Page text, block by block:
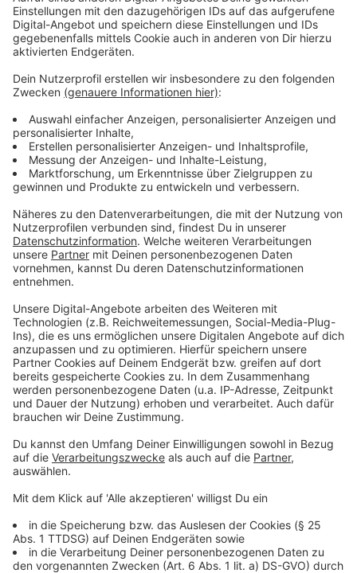
Weitere zu beachtende Regelungen haben wir euch
unten aufgelistet:
Anzeige
Geht eine bestehende Heizung kaputt, muss die
neue zu mindestens 65 Prozent aus mit
erneuerbaren Energien betrieben werden. Die
Übergangsfrist beträgt fünf Jahre, bei
Etagenheizungen 13. Ist ein Anschluss an ein
Wärmenetz möglich, gilt eine zehnjährige Frist.
Im Jahr 2024 dürfen Gasheizungen nur noch nach
einer professionellen Beratung eingebaut werden
- neben Energieberatern sind Schornsteinfeger,
Heizungsinstallateure oder Elektrotechniker
geeignete Experten
Die Bundesregierung stellt für
Heizungsaustausche Fördermittel zur Verfügung.
Die Höchstsumme lautet 21.000 Euro, oder
anders: Fördermittel sind auf maximal 70 Prozent
gedeckelt.
Eine Grundförderung von 30 Prozent für den
Tausch soll es ebenfalls geben. Interessant: Wer
dazu verpflichtet ist, erhält eine zusätzliche
Förderung.
Für Mieterinnen und Mieter wichtig: Vermieter
können unter Bedingungen oder Vorgaben Kosten